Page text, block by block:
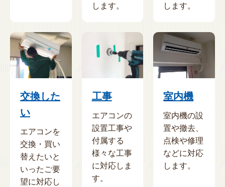
します。
します。
交換した
い
エアコンを
交換・買い
替えたいと
いったご要
望に対応し
工事
エアコンの
設置工事や
付属する
様々な工事
に対応しま
す。
室内機
室内機の設
置や撤去、
点検や修理
などに対応
します。